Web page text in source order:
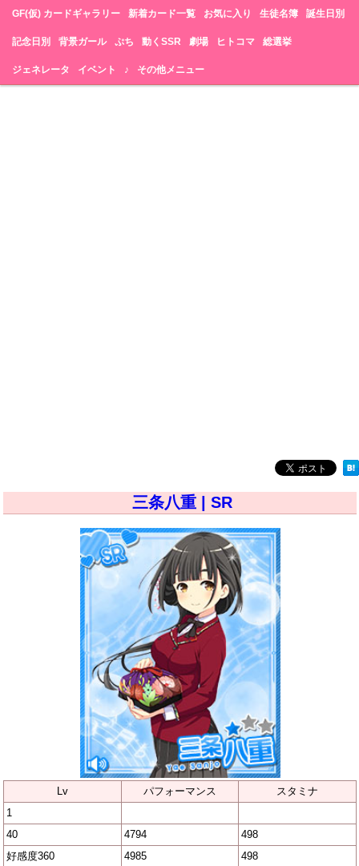
GF(仮) カードギャラリー 新着カード一覧 お気に入り 生徒名簿 誕生日別
記念日別 背景ガール ぷち 動くSSR 劇場 ヒトコマ 総選挙
ジェネレータ イベント ♪ その他メニュー
三条八重 | SR
Lv パフォーマンス
スタミナ
1
40
4794
498
好感度360
4985
498